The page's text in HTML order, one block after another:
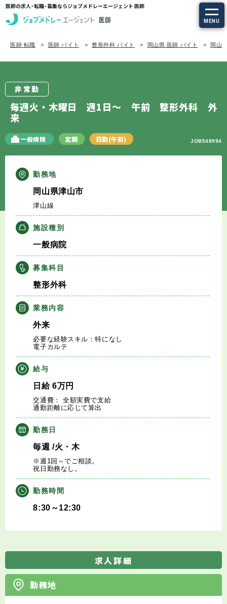
医師の求人・転職・募集ならジョブメドレーエージェント 医師
MENU
求人を探す
定期非常勤の求人
エージェントサービスTOP
サービスの流れ
キャリアアドバイザー紹介
医師の求人・転職Q&A
知りたい・聞きたい
転職成功事例
医師の転職マニュアル
データで見る医師の平均年収
医師に役立つ取材記事
大学医局紹介
医師 転職 医師 バイト 整形外科 バイト 岡山県 医師 バイト 岡山
非常勤
毎週火・木曜日 週1日～ 午前 整形外科 外
来
一般病院 定期 日勤(午前) JOB548994
勤務地
岡山県津山市
津山線
施設種別
一般病院
募集科目
整形外科
業務内容
外来
必要な経験スキル：特になし
電子カルテ
給与
日給6万円
交通費： 全額実費で支給
通勤距離に応じて算出
勤務日
毎週 /火・木
※週1回～でご相談。
祝日勤務なし。
勤務時間
8:30～12:30
求人詳細
勤務地